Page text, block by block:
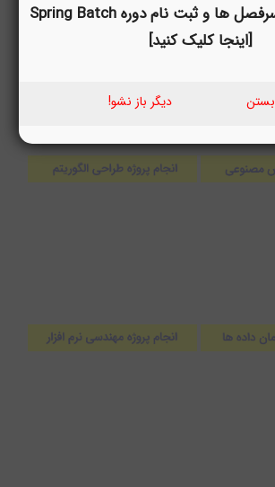
جهت مشاهده سرفصل ها و ثبت نام دوره Spring Batch
[اینجا کلیک کنید]
بستن دیگر باز نشو!